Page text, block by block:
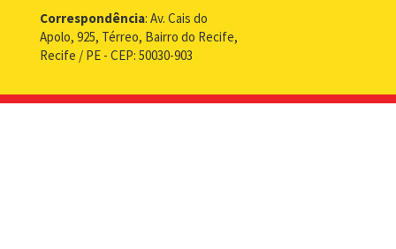
Correspondência: Av. Cais do
Apolo, 925, Térreo, Bairro do Recife,
Recife / PE - CEP: 50030-903